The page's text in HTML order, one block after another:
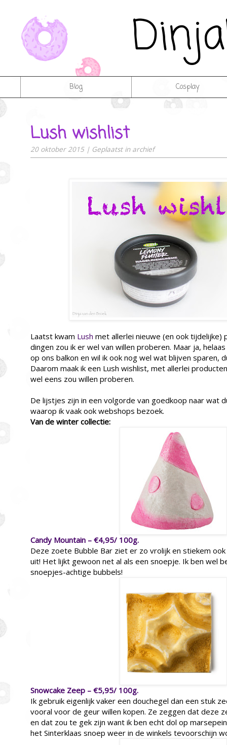
Blog Cosplay
Lush wishlist
20 oktober 2015 | Geplaatst in archief
Laatst kwam Lush met allerlei nieuwe (en ook tijdelijke)
dingen zou ik er wel van willen proberen. Maar ja,
op ons balkon en wil ik ook nog wel wat blijven sparen,
Daarom maak ik een Lush wishlist, met allerlei
wel eens zou willen proberen.
De lijstjes zijn in een volgorde van goedkoop naar wat
waarop ik vaak ook webshops bezoek.
Van de winter collectie:
Candy Mountain – €4,95/ 100g.
Deze zoete Bubble Bar ziet er zo vrolijk en stiekem
uit! Het lijkt gewoon net al als een snoepje. Ik ben wel
snoepjes-achtige bubbels!
Snowcake Zeep – €5,95/ 100g.
Ik gebruik eigenlijk vaker een douchegel dan een stuk
vooral voor de geur willen kopen. Ze zeggen dat deze
en dat zou te gek zijn want ik ben echt dol op
het Sinterklaas snoep weer in de winkels tevoorschijn